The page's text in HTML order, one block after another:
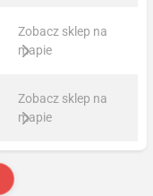
Zobacz sklep na
mapie
Zobacz sklep na
mapie